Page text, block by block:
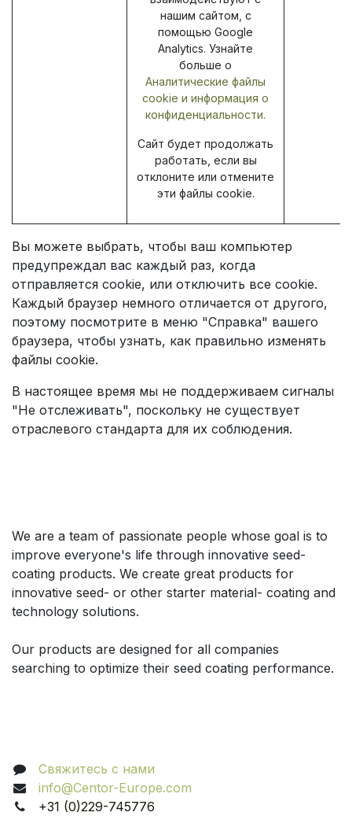
нашим сайтом, с
помощью Google
Analytics. Узнайте
больше о
Аналитические файлы
cookie и информация о
конфиденциальности.
Сайт будет продолжать
работать, если вы
отклоните или отмените
эти файлы cookie.
Вы можете выбрать, чтобы ваш компьютер
предупреждал вас каждый раз, когда
отправляется cookie, или отключить все cookie.
Каждый браузер немного отличается от другого,
поэтому посмотрите в меню "Справка" вашего
браузера, чтобы узнать, как правильно изменять
файлы cookie.
В настоящее время мы не поддерживаем сигналы
"Не отслеживать", поскольку не существует
отраслевого стандарта для их соблюдения.
We are a team of passionate people whose goal is to
improve everyone's life through innovative seed-
coating products. We create great products for
innovative seed- or other starter material- coating and
technology solutions.
Our products are designed for all companies
searching to optimize their seed coating performance.
Свяжитесь с нами
info@Centor-Europe.com
+31 (0)229-745776